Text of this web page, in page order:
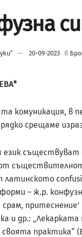
20-09-2023 в
комуникация, в
срещаме
език
латинското
– ж.р.
срам,
и др.:
практика“